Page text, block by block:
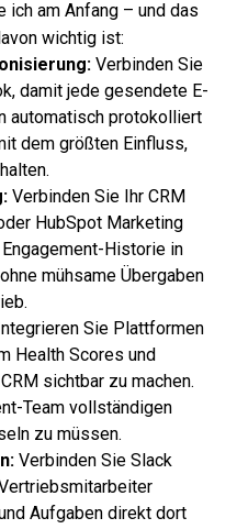
ich am Anfang – und das
wichtig ist:
Verbinden Sie
damit jede gesendete E-
automatisch protokolliert
dem größten Einfluss,
Verbinden Sie Ihr CRM
HubSpot Marketing
Historie in
mühsame Übergaben
Integrieren Sie Plattformen
Health Scores und
sichtbar zu machen.
Team vollständigen
zu müssen.
Verbinden Sie Slack
Aufgaben direkt dort